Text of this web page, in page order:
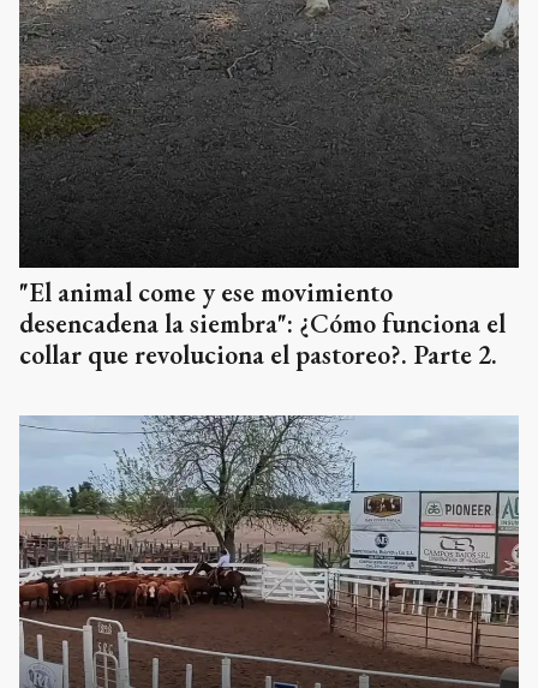
"El animal come y ese movimiento
desencadena la siembra": ¿Cómo funciona el
collar que revoluciona el pastoreo?. Parte 2.